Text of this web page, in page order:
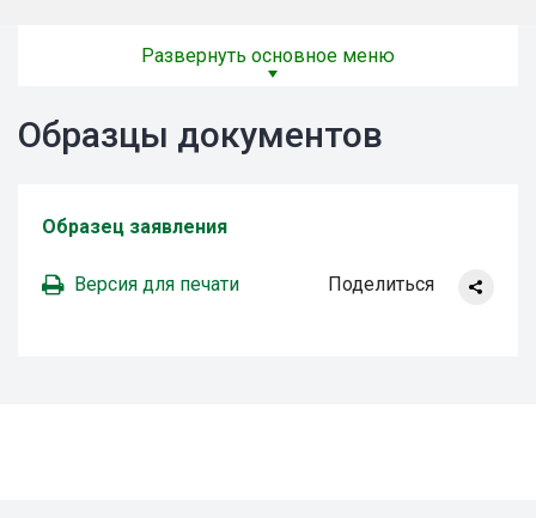
Развернуть основное меню
Образцы документов
Образец заявления
Версия для печати Поделиться